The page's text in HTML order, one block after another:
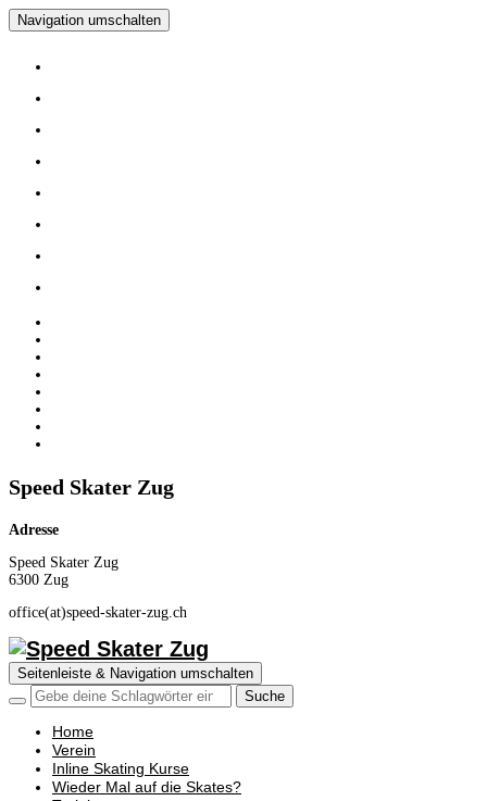
Navigation umschalten
Speed Skater Zug
Adresse
Speed Skater Zug
6300 Zug
office(at)speed-skater-zug.ch
Seitenleiste & Navigation umschalten
Home
Verein
Inline Skating Kurse
Wieder Mal auf die Skates?